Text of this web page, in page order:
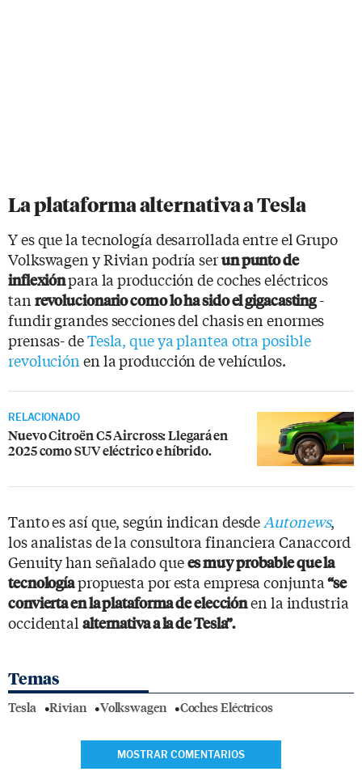
La plataforma alternativa a Tesla
Y es que la tecnología desarrollada entre el Grupo
Volkswagen y Rivian podría serun punto de
inflexiónpara la producción de coches eléctricos
tan revolucionario como lo ha sido el gigacasting-
fundir grandes secciones del chasis en enormes
prensas- deTesla, que ya plantea otra posible
revoluciónen la producción de vehículos.
RELACIONADO
Nuevo Citroën C5 Aircross: Llegará en
2025 como SUV eléctrico e híbrido.
Tanto es así que, según indican desdeAutonews,
los analistas de la consultora financiera Canaccord
Genuity han señalado quees muy probable que la
tecnologíapropuesta por esta empresa conjunta“se
convierta en la plataforma de elecciónen la industria
occidental alternativa a la de Tesla”.
Temas
Tesla Rivian Volkswagen Coches Eléctricos
MOSTRAR COMENTARIOS